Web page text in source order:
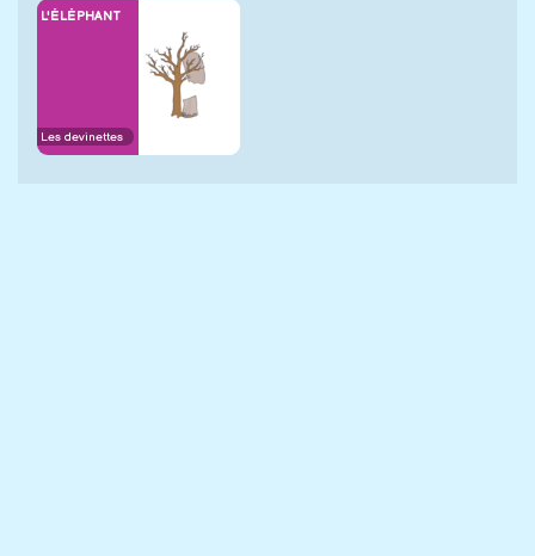
L'ÉLÉPHANT
Les devinettes